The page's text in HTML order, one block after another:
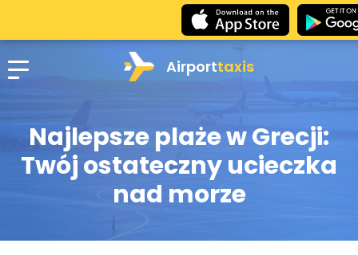
Airporttaxis
Najlepsze plaże w Grecji:
Twój ostateczny ucieczka
nad morze